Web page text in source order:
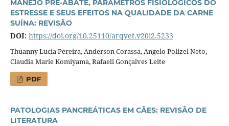
MANEJO PRÉ-ABATE, PARÂMETROS FISIOLÓGICOS DO
ESTRESSE E SEUS EFEITOS NA QUALIDADE DA CARNE
SUÍNA: REVISÃO
DOI: https://doi.org/10.25110/arqvet.v20i2.5233
Thuanny Lucia Pereira, Anderson Corassa, Angelo Polizel Neto,
Claudia Marie Komiyama, Rafaeli Gonçalves Leite
PDF
PATOLOGIAS PANCREÁTICAS EM CÃES: REVISÃO DE
LITERATURA